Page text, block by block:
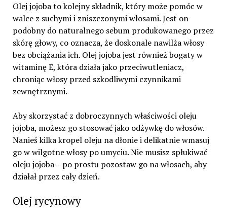
Olej jojoba to kolejny składnik, który może pomóc w
walce z suchymi i zniszczonymi włosami. Jest on
podobny do naturalnego sebum produkowanego przez
skórę głowy, co oznacza, że doskonale nawilża włosy
bez obciążania ich. Olej jojoba jest również bogaty w
witaminę E, która działa jako przeciwutleniacz,
chroniąc włosy przed szkodliwymi czynnikami
zewnętrznymi.
Aby skorzystać z dobroczynnych właściwości oleju
jojoba, możesz go stosować jako odżywkę do włosów.
Nanieś kilka kropel oleju na dłonie i delikatnie wmasuj
go w wilgotne włosy po umyciu. Nie musisz spłukiwać
oleju jojoba – po prostu pozostaw go na włosach, aby
działał przez cały dzień.
Olej rycynowy